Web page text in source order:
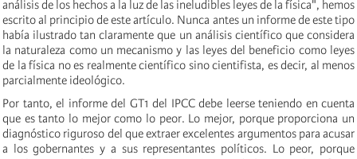
análisis de los hechos a la luz de las ineludibles leyes de la física", hemos
escrito al principio de este artículo. Nunca antes un informe de este tipo
había ilustrado tan claramente que un análisis científico que considera
la naturaleza como un mecanismo y las leyes del beneficio como leyes
de la física no es realmente científico sino cientifista, es decir, al menos
parcialmente ideológico.
Por tanto, el informe del GT1 del IPCC debe leerse teniendo en cuenta
que es tanto lo mejor como lo peor. Lo mejor, porque proporciona un
diagnóstico riguroso del que extraer excelentes argumentos para acusar
a los gobernantes y a sus representantes políticos. Lo peor, porque